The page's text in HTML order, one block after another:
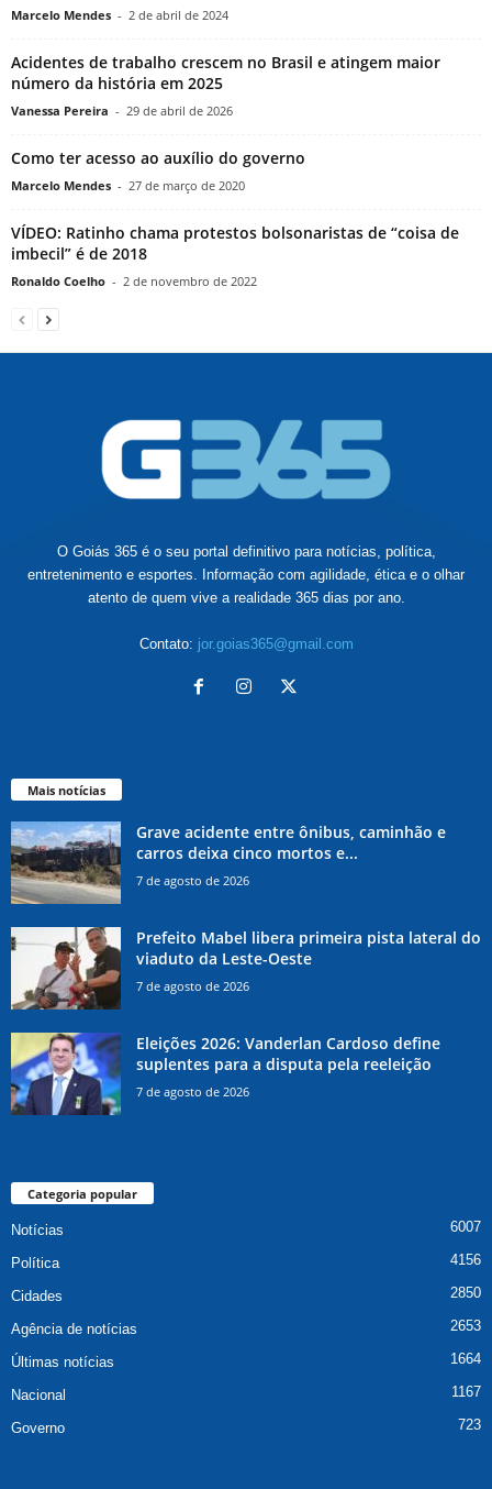
Marcelo Mendes - 2 de abril de 2024
Acidentes de trabalho crescem no Brasil e atingem maior
número da história em 2025
Vanessa Pereira - 29 de abril de 2026
Como ter acesso ao auxílio do governo
Marcelo Mendes - 27 de março de 2020
VÍDEO: Ratinho chama protestos bolsonaristas de “coisa de
imbecil” é de 2018
Ronaldo Coelho - 2 de novembro de 2022
O Goiás 365 é o seu portal definitivo para notícias, política,
entretenimento e esportes. Informação com agilidade, ética e o olhar
atento de quem vive a realidade 365 dias por ano.
Contato: jor.goias365@gmail.com
Mais notícias
Grave acidente entre ônibus, caminhão e
carros deixa cinco mortos e...
7 de agosto de 2026
Prefeito Mabel libera primeira pista lateral do
viaduto da Leste-Oeste
7 de agosto de 2026
Eleições 2026: Vanderlan Cardoso define
suplentes para a disputa pela reeleição
7 de agosto de 2026
Categoria popular
Notícias 6007
Política 4156
Cidades 2850
Agência de notícias 2653
Últimas notícias 1664
Nacional 1167
Governo 723